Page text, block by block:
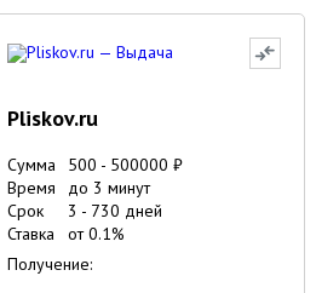
Pliskov.ru
Сумма 500 - 500000 ₽
Время
до 3 минут
Срок
3 - 730 дней
Ставка
от0.1%
Получение: